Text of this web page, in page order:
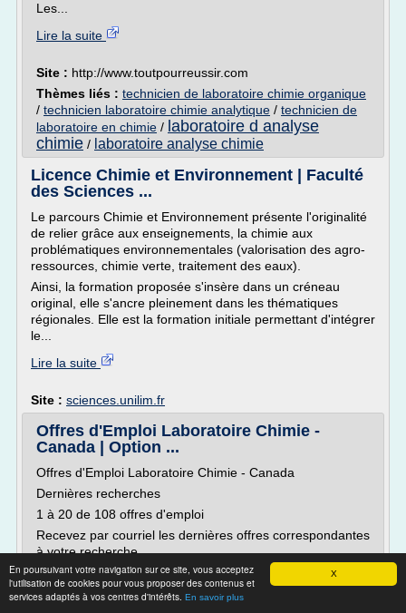
X
En poursuivant votre navigation sur ce site, vous acceptez
l'utilisation de cookies pour vous proposer des contenus et
services adaptés à vos centres d'intérêts. En savoir plus
Les...
Lire la suite
Site : http://www.toutpourreussir.com
Thèmes liés : technicien de laboratoire chimie organique
/ technicien laboratoire chimie analytique / technicien de
laboratoire en chimie / laboratoire d analyse
chimie / laboratoire analyse chimie
Licence Chimie et Environnement | Faculté
des Sciences ...
Le parcours Chimie et Environnement présente l'originalité
de relier grâce aux enseignements, la chimie aux
problématiques environnementales (valorisation des agro-
ressources, chimie verte, traitement des eaux).
Ainsi, la formation proposée s'insère dans un créneau
original, elle s'ancre pleinement dans les thématiques
régionales. Elle est la formation initiale permettant d'intégrer
le...
Lire la suite
Site : sciences.unilim.fr
Offres d'Emploi Laboratoire Chimie -
Canada | Option ...
Offres d'Emploi Laboratoire Chimie - Canada
Dernières recherches
1 à 20 de 108 offres d'emploi
Recevez par courriel les dernières offres correspondantes
à votre recherche
Créez votre alerte
AGAT Laboratoires Ltee - Saint-Laurent, QC